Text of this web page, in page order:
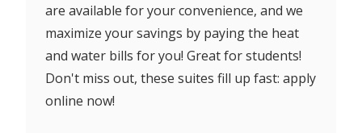
are available for your convenience, and we
maximize your savings by paying the heat
and water bills for you! Great for students!
Don't miss out, these suites fill up fast: apply
online now!